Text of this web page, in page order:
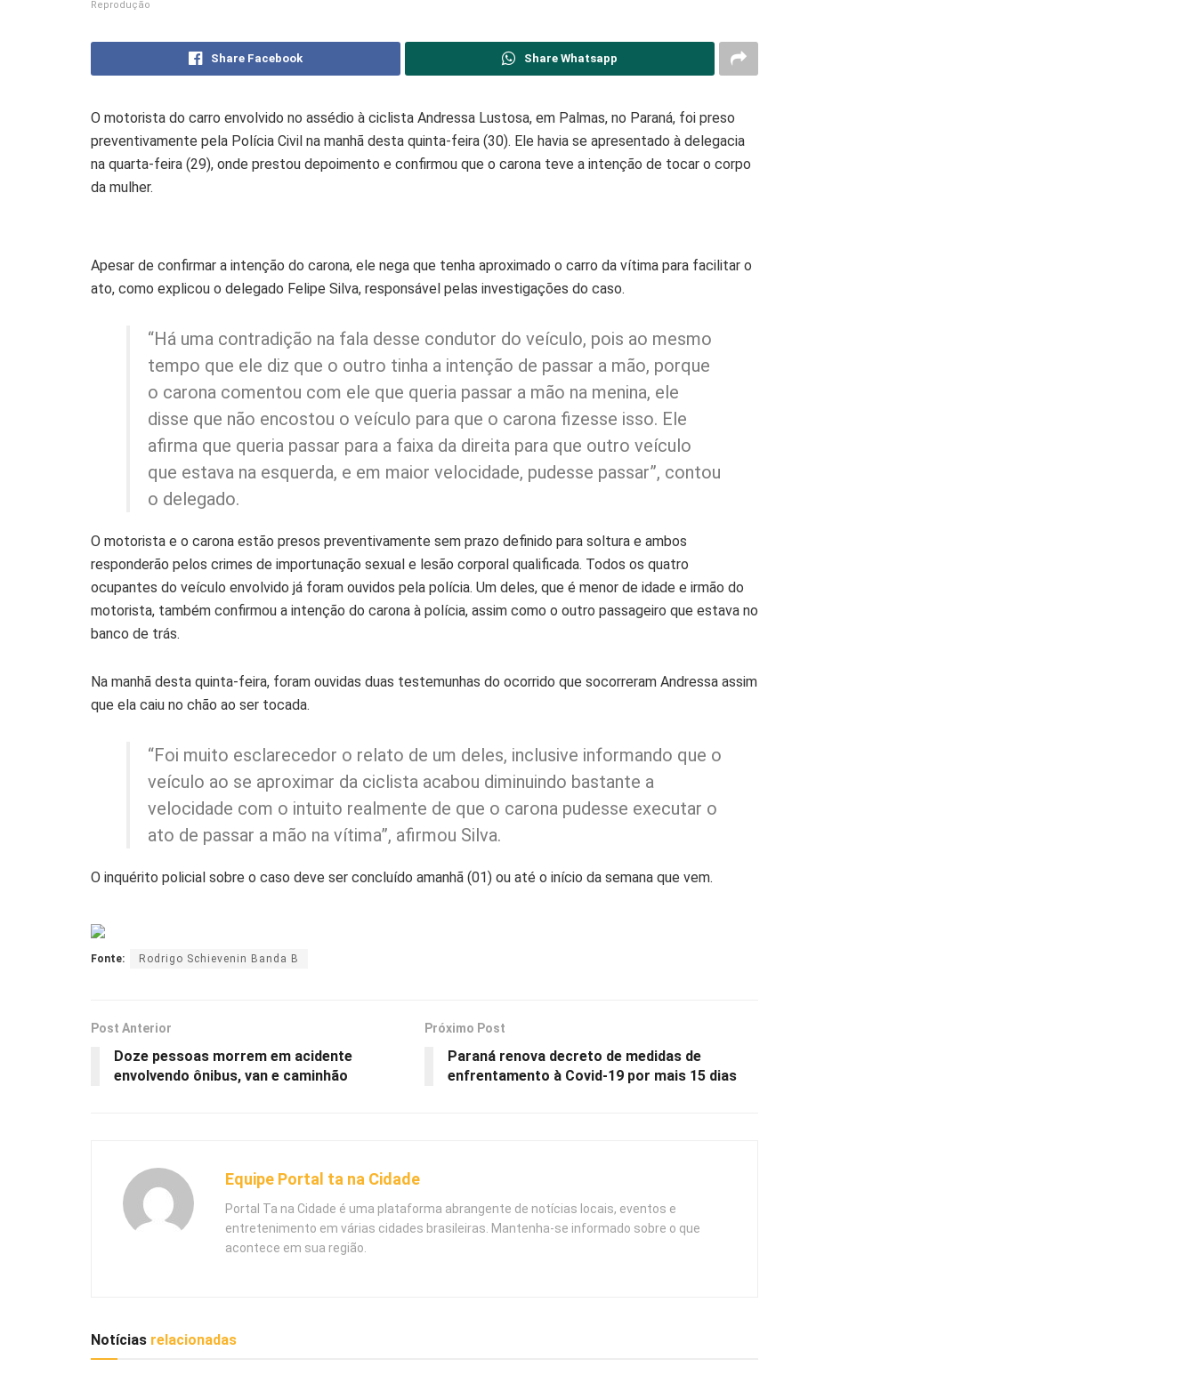
Reprodução
Share Facebook Share Whatsapp
O motorista do carro envolvido no assédio à ciclista Andressa Lustosa, em Palmas, no Paraná, foi preso
preventivamente pela Polícia Civil na manhã desta quinta-feira (30). Ele havia se apresentado à delegacia
na quarta-feira (29), onde prestou depoimento e confirmou que o carona teve a intenção de tocar o corpo
da mulher.
Apesar de confirmar a intenção do carona, ele nega que tenha aproximado o carro da vítima para facilitar o
ato, como explicou o delegado Felipe Silva, responsável pelas investigações do caso.
“Há uma contradição na fala desse condutor do veículo, pois ao mesmo
tempo que ele diz que o outro tinha a intenção de passar a mão, porque
o carona comentou com ele que queria passar a mão na menina, ele
disse que não encostou o veículo para que o carona fizesse isso. Ele
afirma que queria passar para a faixa da direita para que outro veículo
que estava na esquerda, e em maior velocidade, pudesse passar”, contou
o delegado.
O motorista e o carona estão presos preventivamente sem prazo definido para soltura e ambos
responderão pelos crimes de importunação sexual e lesão corporal qualificada. Todos os quatro
ocupantes do veículo envolvido já foram ouvidos pela polícia. Um deles, que é menor de idade e irmão do
motorista, também confirmou a intenção do carona à polícia, assim como o outro passageiro que estava no
banco de trás.
Na manhã desta quinta-feira, foram ouvidas duas testemunhas do ocorrido que socorreram Andressa assim
que ela caiu no chão ao ser tocada.
“Foi muito esclarecedor o relato de um deles, inclusive informando que o
veículo ao se aproximar da ciclista acabou diminuindo bastante a
velocidade com o intuito realmente de que o carona pudesse executar o
ato de passar a mão na vítima”, afirmou Silva.
O inquérito policial sobre o caso deve ser concluído amanhã (01) ou até o início da semana que vem.
Fonte: Rodrigo Schievenin Banda B
Post Anterior
Doze pessoas morrem em acidente
envolvendo ônibus, van e caminhão
Próximo Post
Paraná renova decreto de medidas de
enfrentamento à Covid-19 por mais 15 dias
Equipe Portal ta na Cidade
Portal Ta na Cidade é uma plataforma abrangente de notícias locais, eventos e
entretenimento em várias cidades brasileiras. Mantenha-se informado sobre o que
acontece em sua região.
Notícias relacionadas